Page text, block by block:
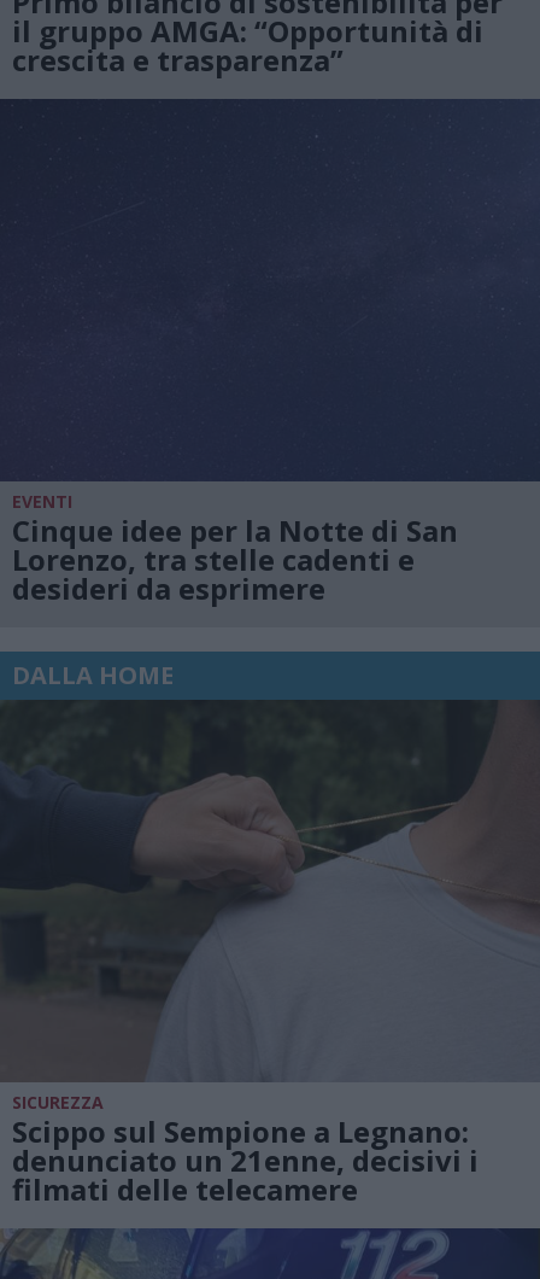
il gruppo AMGA: “Opportunità di
crescita e trasparenza”
EVENTI
Cinque idee per la Notte di San
Lorenzo, tra stelle cadenti e
desideri da esprimere
DALLA HOME
SICUREZZA
Scippo sul Sempione a Legnano:
denunciato un 21enne, decisivi i
filmati delle telecamere